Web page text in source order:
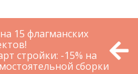
15 флагманских
стройки: -15% на
сборки